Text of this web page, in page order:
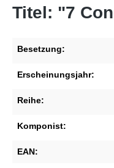
Titel: "7
Besetzung:
Erscheinungsjahr:
Reihe:
Komponist:
EAN: